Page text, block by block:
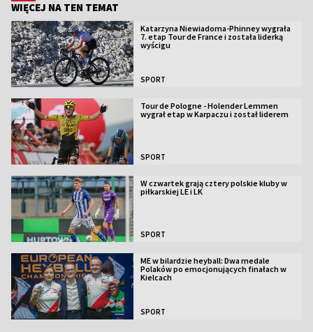
WIĘCEJ NA TEN TEMAT
Katarzyna Niewiadoma-Phinney wygrała
7. etap Tour de France i została liderką
wyścigu
SPORT
Tour de Pologne - Holender Lemmen
wygrał etap w Karpaczu i został liderem
SPORT
W czwartek grają cztery polskie kluby w
piłkarskiej LE i LK
SPORT
ME w bilardzie heyball: Dwa medale
Polaków po emocjonujących finałach w
Kielcach
SPORT